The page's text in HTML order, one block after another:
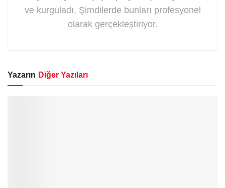
ve kurguladı. Şimdilerde bunları profesyonel
olarak gerçekleştiriyor.
Yazarın Diğer Yazıları